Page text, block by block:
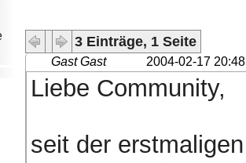
3 Einträge, 1 Seite
Gast Gast 2004-02-17 20:48
Liebe Community,
seit der